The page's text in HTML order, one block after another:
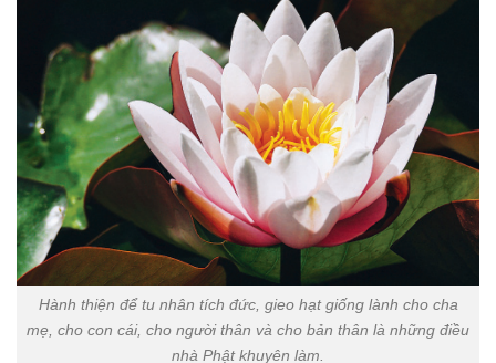
Hành thiện để tu nhân tích đức, gieo hạt giống lành cho cha
mẹ, cho con cái, cho người thân và cho bản thân là những điều
nhà Phật khuyên làm.